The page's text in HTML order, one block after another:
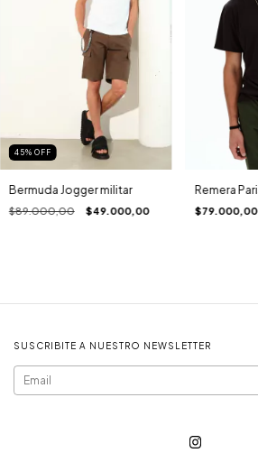
45% OFF
Bermuda Jogger militar
$89.000,00 $49.000,00
Remera
$79.000,00
SUSCRIBITE A NUESTRO NEWSLETTER